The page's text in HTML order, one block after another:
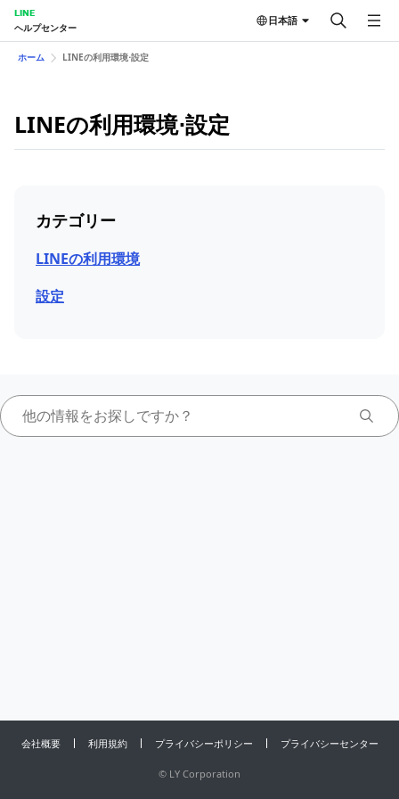
LINE
ヘルプセンター
日本語
ホーム LINEの利用環境⋅設定
LINEの利用環境⋅設定
カテゴリー
LINEの利用環境
設定
会社概要 利用規約 プライバシーポリシー プライバシーセンター
© LY Corporation